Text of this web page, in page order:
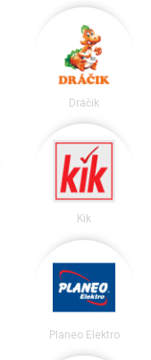
Dráčik
Kik
Planeo Elektro